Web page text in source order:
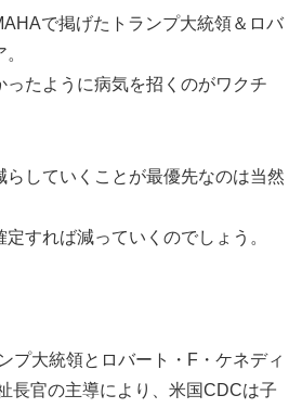
で掲げたトランプ大統領＆ロバ
ったように病気を招くのがワクチ
らしていくことが最優先なのは当然
すれば減っていくのでしょう。
プ大統領とロバート・F・ケネディ
長官の主導により、米国CDCは子